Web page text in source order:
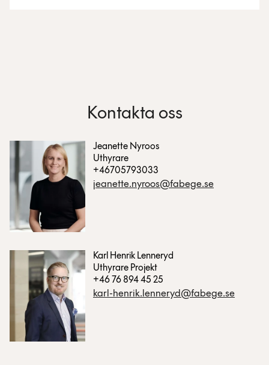
Kontakta oss
Jeanette Nyroos
Uthyrare
+46705793033
jeanette.nyroos@fabege.se
Karl Henrik Lenneryd
Uthyrare Projekt
+46 76 894 45 25
karl-henrik.lenneryd@fabege.se